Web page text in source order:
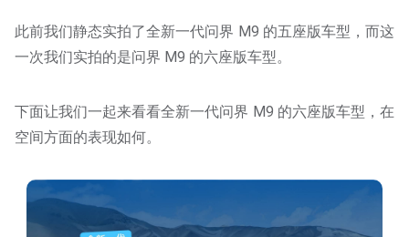
此前我们静态实拍了全新一代问界 M9 的五座版车型，而这
一次我们实拍的是问界 M9 的六座版车型。
下面让我们一起来看看全新一代问界 M9 的六座版车型，在
空间方面的表现如何。